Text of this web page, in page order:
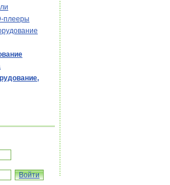
плееры